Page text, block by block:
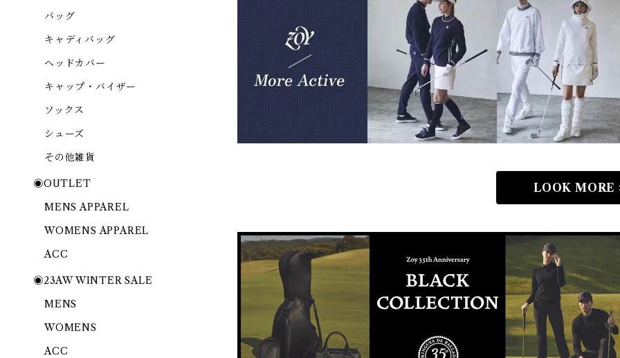
LOOK MORE
バッグ
キャディバッグ
ヘッドカバー
キャップ・バイザー
ソックス
シューズ
その他雑貨
◉OUTLET
MENS APPAREL
WOMENS APPAREL
ACC
◉23AW WINTER SALE
MENS
WOMENS
ACC